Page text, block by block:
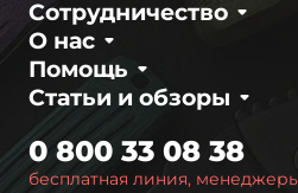
О нас
Сотрудничество
Статьи и обзоры
Помощь
бесплатная линия,
0 800 33 08 38